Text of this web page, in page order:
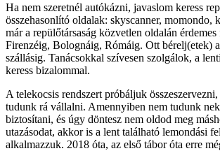
Ha nem szeretnél autókázni, javaslom keress
összehasonlító oldalak: skyscanner, momondo,
már a repülőtársaság közvetlen oldalán
Firenzéig, Bolognáig, Rómáig. Ott bérelj(etek)
szállásig. Tanácsokkal szívesen szolgálok, a
keress bizalommal.
A telekocsis rendszert próbáljuk
tudunk rá vállalni. Amennyiben nem tudunk
biztosítani, és úgy döntesz nem oldod meg
utazásodat, akkor is a lent található lemondási
alkalmazzuk. 2018 óta, az első tábor óta erre